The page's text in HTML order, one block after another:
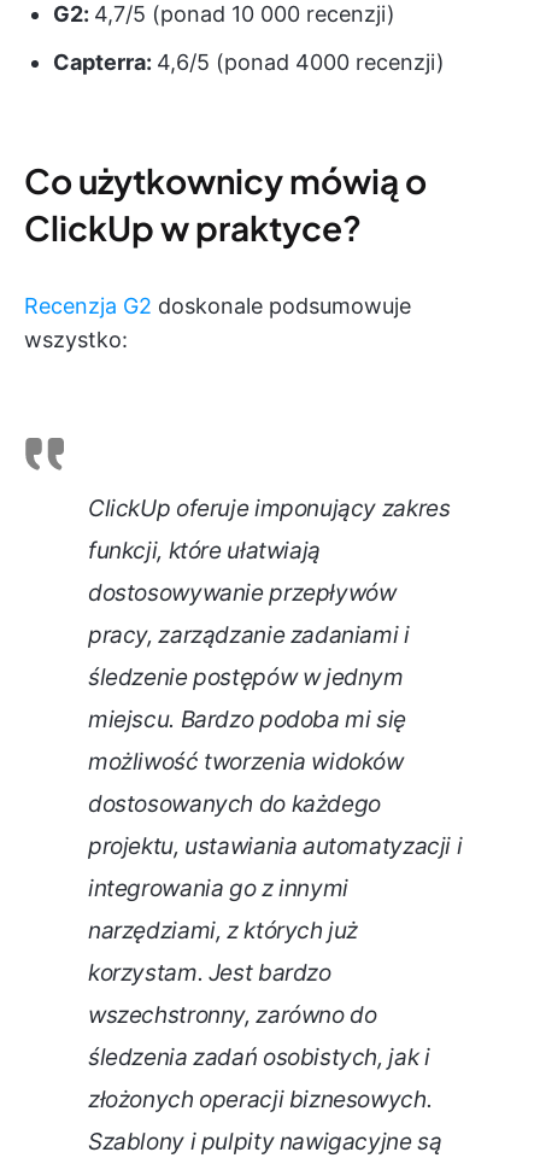
G2: 4,7/5 (ponad 10 000 recenzji)
Capterra: 4,6/5 (ponad 4000 recenzji)
Co użytkownicy mówią o
ClickUp w praktyce?
Recenzja G2 doskonale podsumowuje
wszystko:
ClickUp oferuje imponujący zakres
funkcji, które ułatwiają
dostosowywanie przepływów
pracy, zarządzanie zadaniami i
śledzenie postępów w jednym
miejscu. Bardzo podoba mi się
możliwość tworzenia widoków
dostosowanych do każdego
projektu, ustawiania automatyzacji i
integrowania go z innymi
narzędziami, z których już
korzystam. Jest bardzo
wszechstronny, zarówno do
śledzenia zadań osobistych, jak i
złożonych operacji biznesowych.
Szablony i pulpity nawigacyjne są